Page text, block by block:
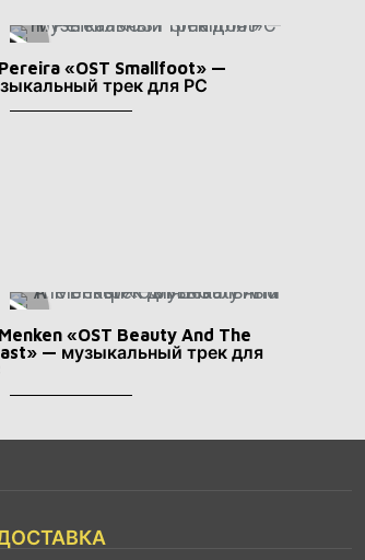
«OST Smallfoot» —
трек для РС
«OST Beauty And The
— музыкальный трек для